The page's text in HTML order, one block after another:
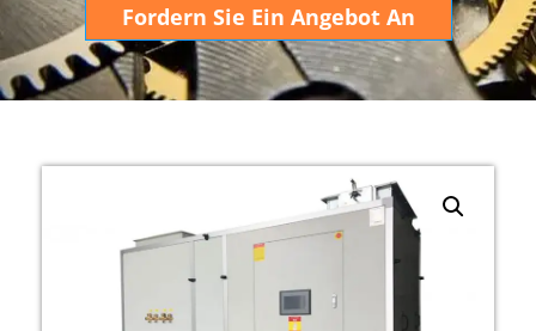
Fordern Sie Ein Angebot An